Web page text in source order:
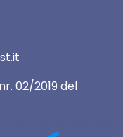
02/2019 del